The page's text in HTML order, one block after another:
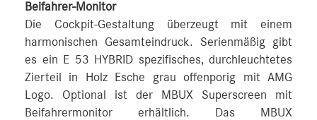
Beifahrer-Monitor
Die Cockpit-Gestaltung überzeugt mit einem
harmonischen Gesamteindruck. Serienmäßig gibt
es ein E 53 HYBRID spezifisches, durchleuchtetes
Zierteil in Holz Esche grau offenporig mit AMG
Logo. Optional ist der MBUX Superscreen mit
Beifahrermonitor erhältlich. Das MBUX